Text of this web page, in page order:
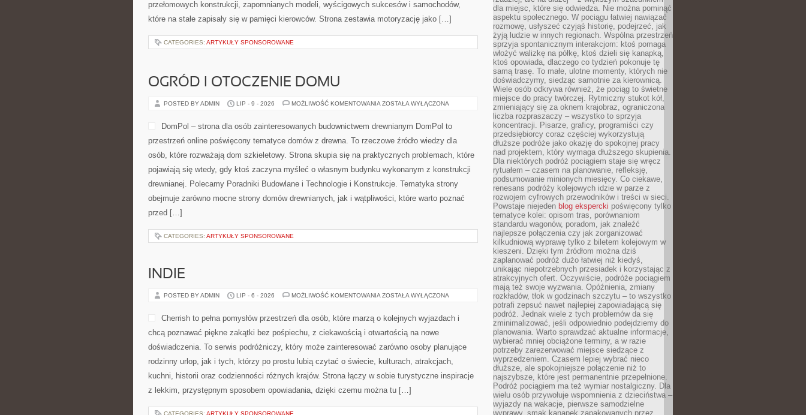
przełomowych konstrukcji, zapomnianych modeli, wyścigowych sukcesów i samochodów,
które na stałe zapisały się w pamięci kierowców. Strona zestawia motoryzację jako […]
CATEGORIES: ARTYKUŁY SPONSOROWANE
OGRÓD I OTOCZENIE DOMU
POSTED BY ADMIN LIP - 9 - 2026 MOŻLIWOŚĆ KOMENTOWANIA OGRÓD
DOMU
ZOSTAŁA WYŁĄCZONA
DomPol – strona dla osób zainteresowanych budownictwem drewnianym DomPol to
przestrzeń online poświęcony tematyce domów z drewna. To rzeczowe źródło wiedzy dla
osób, które rozważają dom szkieletowy. Strona skupia się na praktycznych problemach, które
pojawiają się wtedy, gdy ktoś zaczyna myśleć o własnym budynku wykonanym z konstrukcji
drewnianej. Polecamy Poradniki Budowlane i Technologie i Konstrukcje. Tematyka strony
obejmuje zarówno mocne strony domów drewnianych, jak i wątpliwości, które warto poznać
przed […]
CATEGORIES: ARTYKUŁY SPONSOROWANE
INDIE
POSTED BY ADMIN LIP - 6 - 2026 MOŻLIWOŚĆ KOMENTOWANIA INDIE
ZOSTAŁA WYŁĄCZONA
Cherrish to pełna pomysłów przestrzeń dla osób, które marzą o kolejnych wyjazdach i
chcą poznawać piękne zakątki bez pośpiechu, z ciekawością i otwartością na nowe
doświadczenia. To serwis podróżniczy, który może zainteresować zarówno osoby planujące
rodzinny urlop, jak i tych, którzy po prostu lubią czytać o świecie, kulturach, atrakcjach,
kuchni, historii oraz codzienności różnych krajów. Strona łączy w sobie turystyczne inspiracje
z lekkim, przystępnym sposobem opowiadania, dzięki czemu można tu […]
CATEGORIES: ARTYKUŁY SPONSOROWANE
dla miejsc, które się odwiedza. Nie można pominąć
aspektu społecznego. W pociągu łatwiej nawiązać
rozmowę, usłyszeć czyjąś historię, podejrzeć, jak
żyją ludzie w innych regionach. Wspólna przestrzeń
sprzyja spontanicznym interakcjom: ktoś pomaga
włożyć walizkę na półkę, ktoś dzieli się kanapką,
ktoś opowiada, dlaczego co tydzień pokonuje tę
samą trasę. To małe, ulotne momenty, których nie
doświadczymy, siedząc samotnie za kierownicą.
Wiele osób odkrywa również, że pociąg to świetne
miejsce do pracy twórczej. Rytmiczny stukot kół,
zmieniający się za oknem krajobraz, ograniczona
liczba rozpraszaczy – wszystko to sprzyja
koncentracji. Pisarze, graficy, programiści czy
przedsiębiorcy coraz częściej wykorzystują
dłuższe podróże jako okazję do spokojnej pracy
nad projektem, który wymaga dłuższego skupienia.
Dla niektórych podróż pociągiem staje się wręcz
rytuałem – czasem na planowanie, refleksję,
podsumowanie minionych miesięcy. Co ciekawe,
renesans podróży kolejowych idzie w parze z
rozwojem cyfrowych przewodników i treści w sieci.
Powstaje niejeden blog ekspercki poświęcony tylko
tematyce kolei: opisom tras, porównaniom
standardu wagonów, poradom, jak znaleźć
najlepsze połączenia czy jak zorganizować
kilkudniową wyprawę tylko z biletem kolejowym w
kieszeni. Dzięki tym źródłom można dziś
zaplanować podróż dużo łatwiej niż kiedyś,
unikając niepotrzebnych przesiadek i korzystając z
atrakcyjnych ofert. Oczywiście, podróże pociągiem
mają też swoje wyzwania. Opóźnienia, zmiany
rozkładów, tłok w godzinach szczytu – to wszystko
potrafi zepsuć nawet najlepiej zapowiadającą się
podróż. Jednak wiele z tych problemów da się
zminimalizować, jeśli odpowiednio podejdziemy do
planowania. Warto sprawdzać aktualne informacje,
wybierać mniej obciążone terminy, a w razie
potrzeby zarezerwować miejsce siedzące z
wyprzedzeniem. Czasem lepiej wybrać nieco
dłuższe, ale spokojniejsze połączenie niż to
najszybsze, które jest permanentnie przepełnione.
Podróż pociągiem ma też wymiar nostalgiczny. Dla
wielu osób przywołuje wspomnienia z dzieciństwa –
wyjazdy na wakacje, pierwsze samodzielne
wyprawy, smak kanapek zapakowanych przez